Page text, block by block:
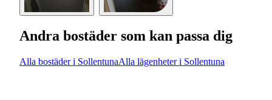
Andra bostäder som kan passa dig
Alla bostäder i SollentunaAlla lägenheter i Sollentuna